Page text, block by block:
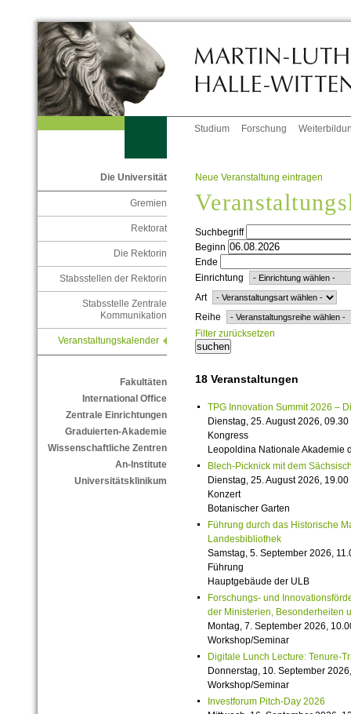
Studium Forschung
Die Universität
Gremien
Rektorat
Die Rektorin
Stabsstellen der Rektorin
Stabsstelle Zentrale
Kommunikation
Veranstaltungskalender
Fakultäten
International Office
Zentrale Einrichtungen
Graduierten-Akademie
Wissenschaftliche Zentren
An-Institute
Universitätsklinikum
Neue Veranstaltung eintragen
Suchbegriff
Beginn
Ende
Einrichtung
Art
Reihe
Filter zurücksetzen
18 Veranstaltungen
TPG Innovation Summit 2026 –
Dienstag, 25. August 2026,
Kongress
Leopoldina Nationale Akademie
Blech-Picknick mit dem
Dienstag, 25. August 2026,
Konzert
Botanischer Garten
Führung durch das Historische
Landesbibliothek
Samstag, 5. September 2026,
Führung
Hauptgebäude der ULB
Forschungs- und
der Ministerien, Besonderheiten
Montag, 7. September 2026,
Workshop/Seminar
Digitale Lunch Lecture: Tenure-
Donnerstag, 10. September
Workshop/Seminar
Investforum Pitch-Day 2026